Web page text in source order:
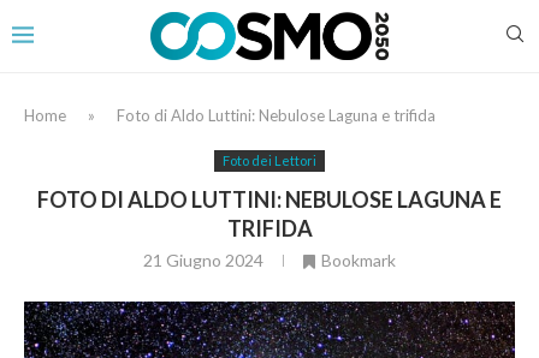
Home » Foto di Aldo Luttini: Nebulose Laguna e trifida
Foto dei Lettori
FOTO DI ALDO LUTTINI: NEBULOSE LAGUNA E
TRIFIDA
21 Giugno 2024 Bookmark